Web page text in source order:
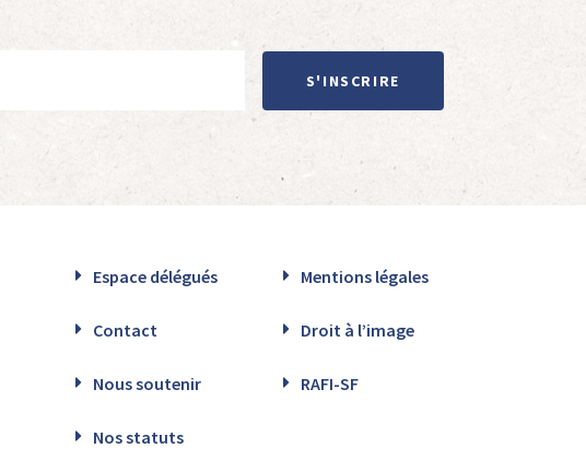
S'INSCRIRE
Espace délégués Mentions légales
Contact Droit à l’image
Nous soutenir RAFI-SF
Nos statuts